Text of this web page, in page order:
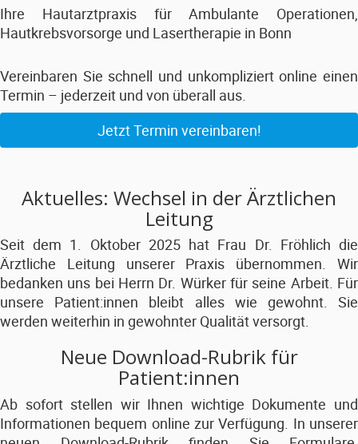
Ihre Hautarztpraxis für Ambulante Operationen,
Hautkrebsvorsorge und Lasertherapie in Bonn
Vereinbaren Sie schnell und unkompliziert online einen
Termin – jederzeit und von überall aus.
Jetzt Termin vereinbaren!
Aktuelles: Wechsel in der Ärztlichen
Leitung
Seit dem 1. Oktober 2025 hat Frau Dr. Fröhlich die
Ärztliche Leitung unserer Praxis übernommen. Wir
bedanken uns bei Herrn Dr. Würker für seine Arbeit. Für
unsere Patient:innen bleibt alles wie gewohnt. Sie
werden weiterhin in gewohnter Qualität versorgt.
Neue Download-Rubrik für
Patient:innen
Ab sofort stellen wir Ihnen wichtige Dokumente und
Informationen bequem online zur Verfügung. In unserer